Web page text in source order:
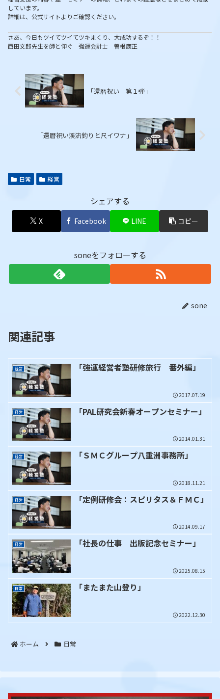
しています。
詳細は、公式サイトよりご確認ください。
さあ、今日もツイてツイてツキまくり、大成功するぞ！！
西田文郎先生を師と仰ぐ 強運会計士 曽根康正
「還暦祝い 第１弾」
「還暦祝い渓流釣りと尺イワナ」
日常 経営
シェアする
X Facebook LINE コピー
soneをフォローする
sone
関連記事
経営 「強運経営者塾研修旅行 番外編」
2017.07.19
経営 「PAL研究会新春オープンセミナー」
2014.01.31
経営 「ＳＭＣグループ八重洲事務所」
2018.11.21
経営 「定例研修会：スピリタス＆ＦＭＣ」
2014.09.17
経営 「社長の仕事 出版記念セミナー」
2025.08.15
日常 「またまた山登り」
2022.12.30
ホーム 日常